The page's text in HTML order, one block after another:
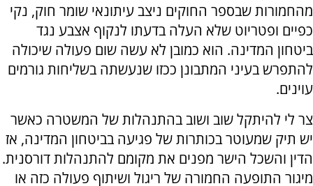
מהחמורות שבספר החוקים ניצב עיתונאי שומר חוק, נקי
כפיים ופטריוט שלא העלה בדעתו לנקוף אצבע נגד
ביטחון המדינה. הוא כמובן לא עשה שום פעולה שיכולה
להתפרש בעיני המתבונן ככזו שנעשתה בשליחות גורמים
עוינים.
צר לי להיתקל שוב ושוב בהתנהלות של המשטרה כאשר
יש תיק שמעוטר בכותרות של פגיעה בביטחון המדינה, אז
הדין והשכל הישר מפנים את מקומם להתנהלות דורסנית.
מיגור התופעה החמורה של ריגול ושיתוף פעולה כזה או